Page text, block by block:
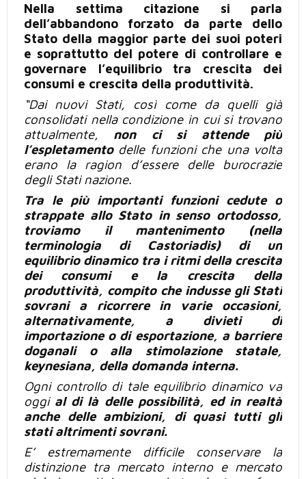
Nella settima citazione si parla
dell’abbandono forzato da parte dello
Stato della maggior parte dei suoi poteri
e soprattutto del potere di controllare e
governare l’equilibrio tra crescita dei
consumi e crescita della produttività.
“Dai nuovi Stati, così come da quelli già
consolidati nella condizione in cui si trovano
attualmente, non ci si attende
più
l’espletamentodelle funzioni che una volta
erano la ragion d’essere delle burocrazie
degli Stati nazione.
Tra le più importanti funzioni cedute o
strappate allo Stato in senso ortodosso,
troviamo il mantenimento (nella
terminologia di
Castoriadis) di un
equilibrio dinamico tra i ritmi della crescita
dei consumi e la crescita della
produttività, compito che indusse gli Stati
sovrani a ricorrere in
varie occasioni,
alternativamente, a divieti di
importazione o di esportazione, a barriere
doganali o alla stimolazione statale,
keynesiana, della domanda interna.
Ogni controllo di tale equilibrio dinamico va
oggi al di là delle possibilità, ed in realtà
anche delle ambizioni, di quasi tutti gli
stati altrimenti sovrani.
E’ estremamente difficile conservare la
distinzione tra mercato interno e mercato